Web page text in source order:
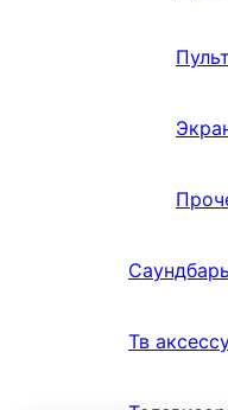
Тв